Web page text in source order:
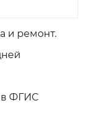
и ремонт.
в ФГИС